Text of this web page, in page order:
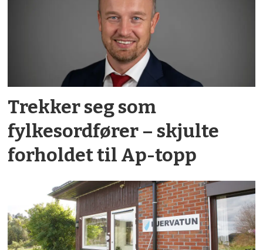
Trekker seg som
fylkesordfører – skjulte
forholdet til Ap-topp